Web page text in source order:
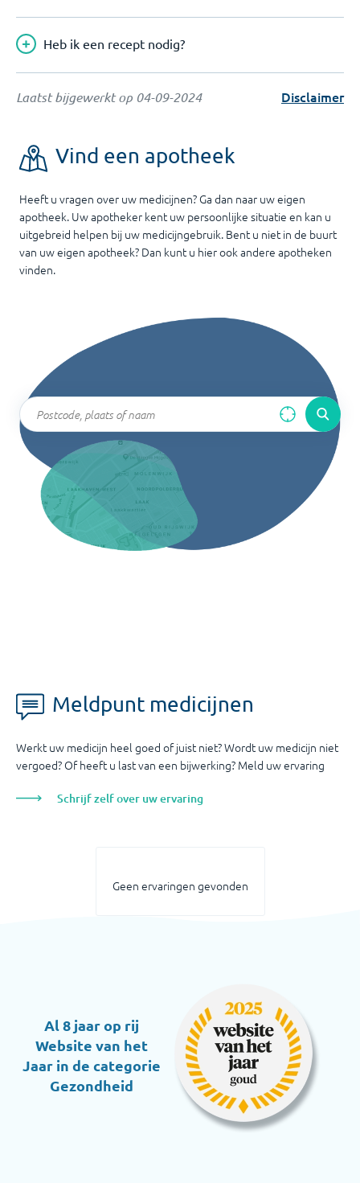
Heb ik een recept nodig?
Laatst bijgewerkt op 04-09-2024 Disclaimer
Vind een apotheek
Heeft u vragen over uw medicijnen? Ga dan naar uw eigen
apotheek. Uw apotheker kent uw persoonlijke situatie en kan u
uitgebreid helpen bij uw medicijngebruik. Bent u niet in de buurt
van uw eigen apotheek? Dan kunt u hier ook andere apotheken
vinden.
Meldpunt medicijnen
Werkt uw medicijn heel goed of juist niet? Wordt uw medicijn niet
vergoed? Of heeft u last van een bijwerking? Meld uw ervaring
Schrijf zelf over uw ervaring
Geen ervaringen gevonden
Al 8 jaar op rij
Website van het
Jaar in de categorie
Gezondheid